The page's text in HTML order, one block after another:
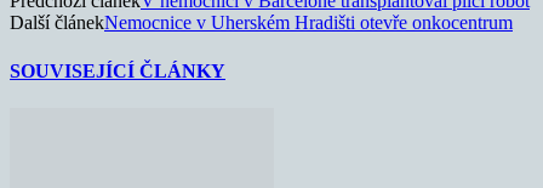
Další článekNemocnice v Uherském Hradišti otevře onkocentrum
SOUVISEJÍCÍ ČLÁNKY